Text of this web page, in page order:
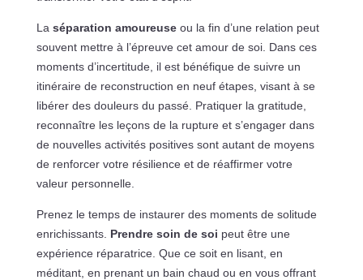
La séparation amoureuseou la fin d’une relation peut
souvent mettre à l’épreuve cet amour de soi. Dans ces
moments d’incertitude, il est bénéfique de suivre un
itinéraire de reconstruction en neuf étapes, visant à se
libérer des douleurs du passé. Pratiquer la gratitude,
reconnaître les leçons de la rupture et s’engager dans
de nouvelles activités positives sont autant de moyens
de renforcer votre résilience et de réaffirmer votre
valeur personnelle.
Prenez le temps de instaurer des moments de solitude
enrichissants. Prendre soin de soi peut être une
expérience réparatrice. Que ce soit en lisant, en
méditant, en prenant un bain chaud ou en vous offrant